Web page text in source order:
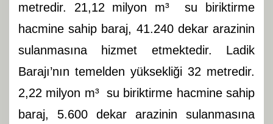
metredir. 21,12 milyon m³ su biriktirme
hacmine sahip baraj, 41.240 dekar arazinin
sulanmasına hizmet etmektedir. Ladik
Barajı’nın temelden yüksekliği 32 metredir.
2,22 milyon m³ su biriktirme hacmine sahip
baraj, 5.600 dekar arazinin sulanmasına